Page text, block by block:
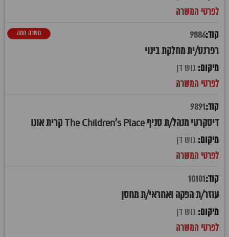
9886
רפרנט/ית מחלקת בינוי
משרה חמה
גוש דן
9891
דיסקרטי מנהל/ת סניף The Children's Place קרית אונו
גוש דן
10101
עוזר/ת הפקה ואחראי/ת מחסן
גוש דן